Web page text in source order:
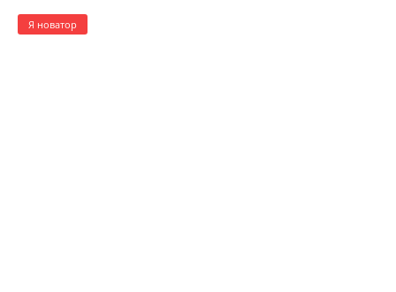
Я новатор